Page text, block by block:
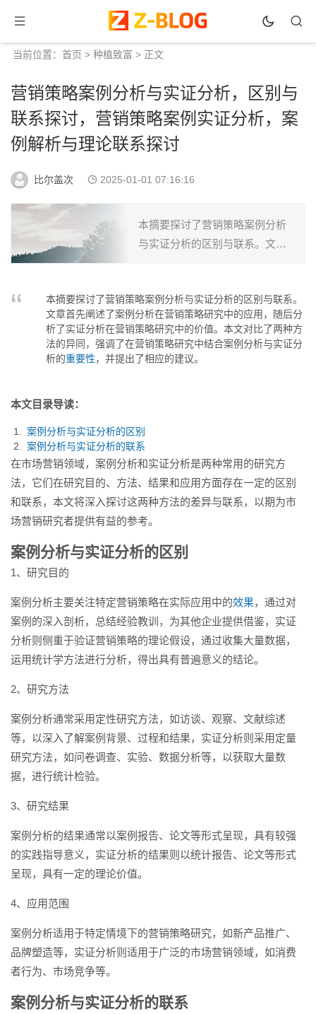
当前位置： 首页 > 种植致富 > 正文
营销策略案例分析与实证分析，区别与
联系探讨，营销策略案例实证分析，案
例解析与理论联系探讨
比尔盖次 2025-01-01 07:16:16
本摘要探讨了营销策略案例分析
与实证分析的区别与联系。文章
分析在营销策略研究中的价值。
本文对比了两种方法的异同，
强...
本摘要探讨了营销策略案例分析与实证分析的区别与联系。
文章首先阐述了案例分析在营销策略研究中的应用，随后分
析了实证分析在营销策略研究中的价值。本文对比了两种方
法的异同，强调了在营销策略研究中结合案例分析与实证分
析的重要性，并提出了相应的建议。
本文目录导读：
案例分析与实证分析的区别
案例分析与实证分析的联系
在市场营销领域，案例分析和实证分析是两种常用的研究方
法，它们在研究目的、方法、结果和应用方面存在一定的区别
和联系，本文将深入探讨这两种方法的差异与联系，以期为市
场营销研究者提供有益的参考。
案例分析与实证分析的区别
1、研究目的
案例分析主要关注特定营销策略在实际应用中的效果，通过对
案例的深入剖析，总结经验教训，为其他企业提供借鉴，实证
分析则侧重于验证营销策略的理论假设，通过收集大量数据，
运用统计学方法进行分析，得出具有普遍意义的结论。
2、研究方法
案例分析通常采用定性研究方法，如访谈、观察、文献综述
等，以深入了解案例背景、过程和结果，实证分析则采用定量
研究方法，如问卷调查、实验、数据分析等，以获取大量数
据，进行统计检验。
3、研究结果
案例分析的结果通常以案例报告、论文等形式呈现，具有较强
的实践指导意义，实证分析的结果则以统计报告、论文等形式
呈现，具有一定的理论价值。
4、应用范围
案例分析适用于特定情境下的营销策略研究，如新产品推广、
品牌塑造等，实证分析则适用于广泛的市场营销领域，如消费
者行为、市场竞争等。
案例分析与实证分析的联系